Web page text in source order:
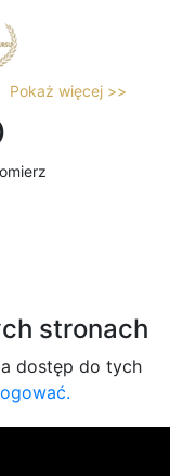
Pokaż więcej >>
stronach
dostęp do tych